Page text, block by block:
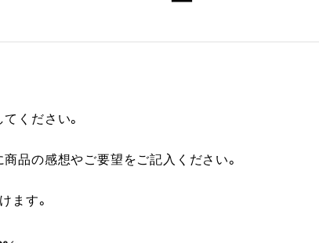
ください。
品の感想やご要望をご記入ください。
ます。